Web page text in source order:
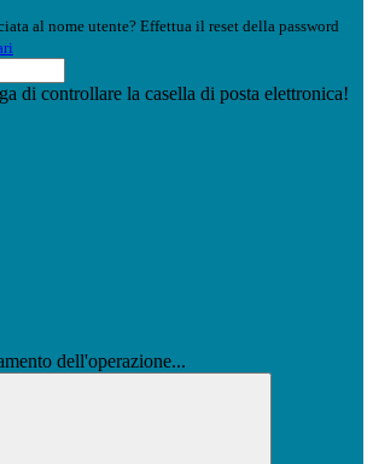
al nome utente? Effettua il reset della password
di controllare la casella di posta elettronica!
dell'operazione...